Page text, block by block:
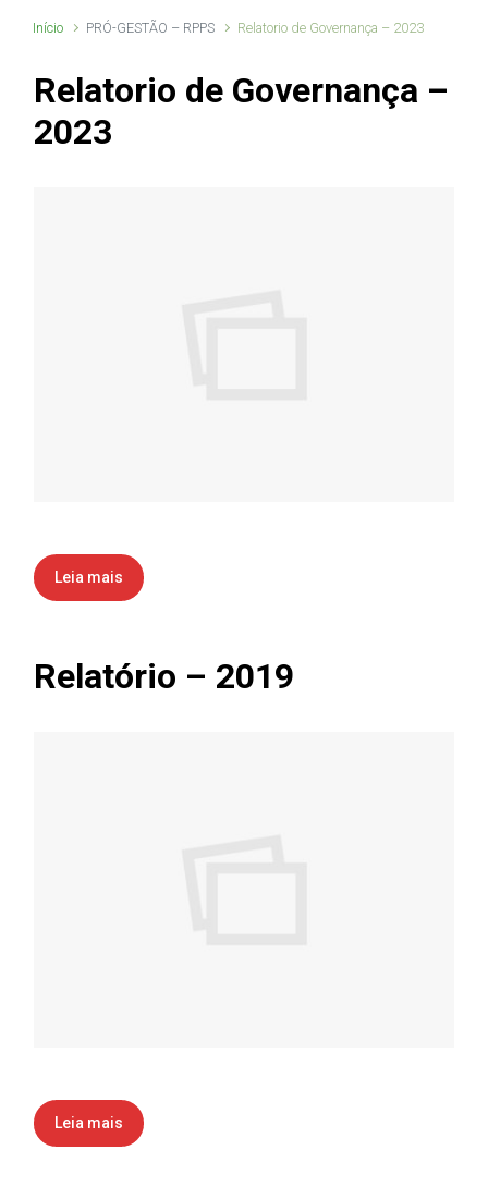
Início PRÓ-GESTÃO – RPPS Relatorio de Governança – 2023
Relatorio de Governança –
2023
Leia mais
Relatório – 2019
Leia mais